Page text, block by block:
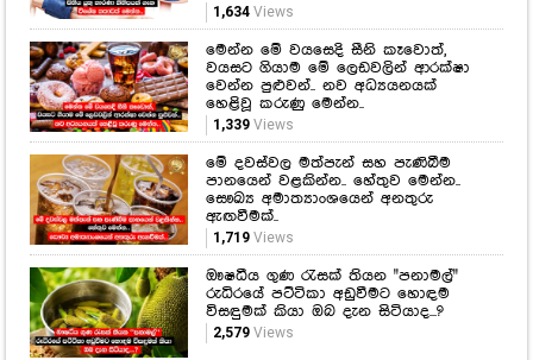
1,634Views
මෙන්න මේ වයසෙදි සීනි කෑවොත්,
වයසට ගියාම මේ ලෙඩවලින් ආරක්ෂා
වෙන්න පුළුවන්.. නව අධ්‍යයනයක්
හෙළිවූ කරුණු මෙන්න..
1,339Views
මේ දවස්වල මත්පැන් සහ පැණිබීම
පානයෙන් වළකින්න.. හේතුව මෙන්න..
සෞඛ්‍ය අමාත්‍යාංශයෙන් අනතුරු
ඇඟවීමක්..
1,719Views
ඖෂධීය ගුණ රැසක් තියන "පනාමල්"
රුධිරයේ පට්ටිකා අඩුවීමට හොඳම
විසඳුමක් කියා ඔබ දැන සිටියාද...?
2,579Views